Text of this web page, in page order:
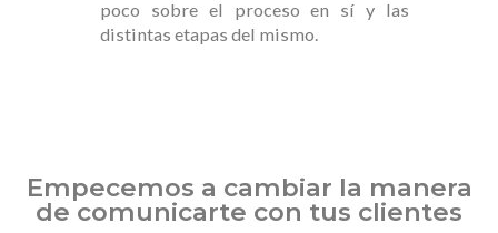
poco sobre el proceso en sí y las
distintas etapas del mismo.
Empecemos a cambiar la manera
de comunicarte con tus clientes